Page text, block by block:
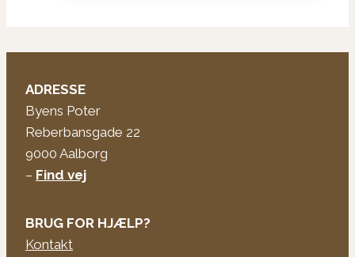
ADRESSE
Byens Poter
Reberbansgade 22
9000 Aalborg
– Find vej
BRUG FOR HJÆLP?
Kontakt